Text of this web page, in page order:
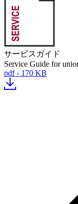
サービスガイド
Service Guide for
pdf - 170 KB